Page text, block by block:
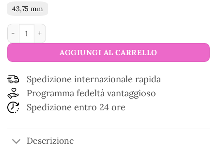
43,75 mm
Bottoni in cocco lasurati motivo farfalla quantità
AGGIUNGI AL CARRELLO
Spedizione internazionale rapida
Programma fedeltà vantaggioso
Spedizione entro 24 ore
Descrizione